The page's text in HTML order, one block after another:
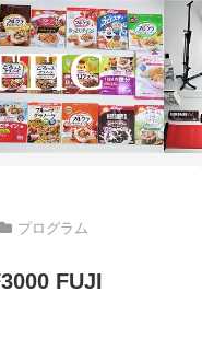
プログラム
FUJI